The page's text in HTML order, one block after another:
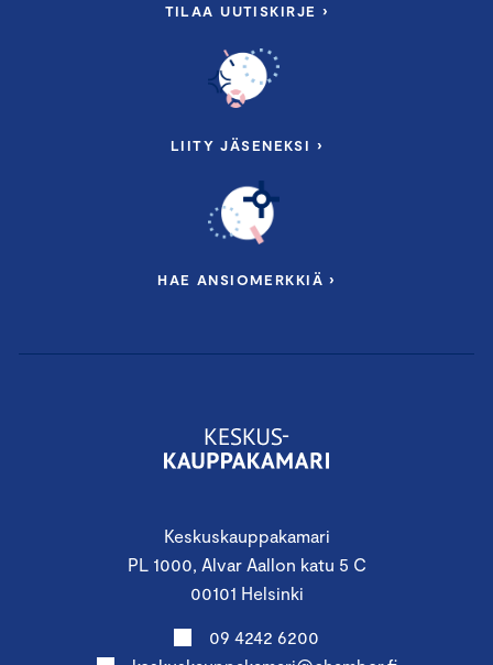
Keskuskauppakamari
PL 1000, Alvar Aallon katu 5 C
00101 Helsinki
09 4242 6200
TILAA UUTISKIRJE ›
LIITY JÄSENEKSI ›
HAE ANSIOMERKKIÄ ›